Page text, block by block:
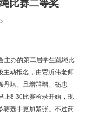
比赛二等奖
主办的第二届学生跳绳比
主动报名，由贾沂伟老师
丹琪、旦增群增、杨忠
上8:30 比赛检录开始，现
赛选手更加紧张。不过药